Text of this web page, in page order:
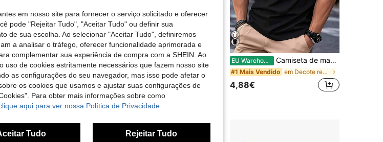
Economizar 0,13€
Camiseta vintage com estampa retangular em preto, branco e vermelho, estilo urbano moderno, blusa casual masculina.
Vendido
4,99€
Tops de verão vintage supermodernos de estrelas do futebol
4,86€
EU Warehouse Camiseta de manga curta com estampa simples, versátil e casual para o dia a dia, ideal para primavera/verão.
#1 Mais Vendido em Decote redondo T-shirts masculinas
4,88€
em nosso site para fornecer o serviço solicitado e oferecer
pode "Rejeitar Tudo", "Aceitar Tudo" ou definir sua
de sua escolha. Ao selecionar "Aceitar Tudo", definiremos
a analisar o tráfego, oferecer funcionalidade aprimorada e
complementar sua experiência de compra com a SHEIN. Ao
uso de cookies estritamente necessários que fazem nosso site
as configurações do seu navegador, mas isso pode afetar o
os cookies que usamos e ajustar suas configurações de
Para obter mais informações sobre como
aqui para ver nossa Política de Privacidade.
Tudo Rejeitar Tudo